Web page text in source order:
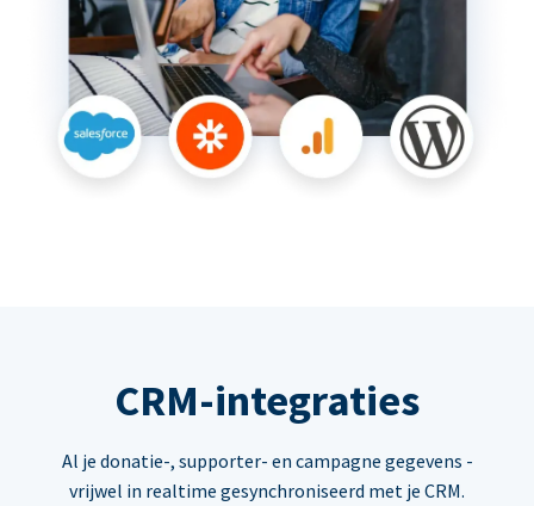
CRM-integraties
Al je donatie-, supporter- en campagne gegevens -
vrijwel in realtime gesynchroniseerd met je CRM.